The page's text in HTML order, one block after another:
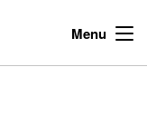
Menu